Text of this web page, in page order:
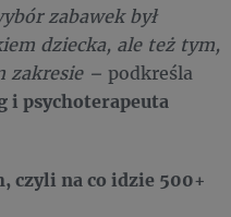
zabawek był
dziecka, ale też tym,
zakresie – podkreśla
i psychoterapeuta
czyli na co idzie 500+